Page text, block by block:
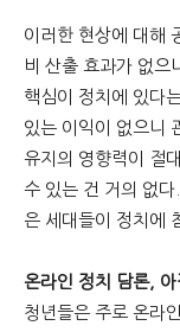
이러한 현상에 대해
비 산출 효과가 없으
핵심이 정치에 있다
있는 이익이 없으니
유지의 영향력이 절
수 있는 건 거의 없
은 세대들이 정치에
온라인 정치 담론,
청년들은 주로 온라